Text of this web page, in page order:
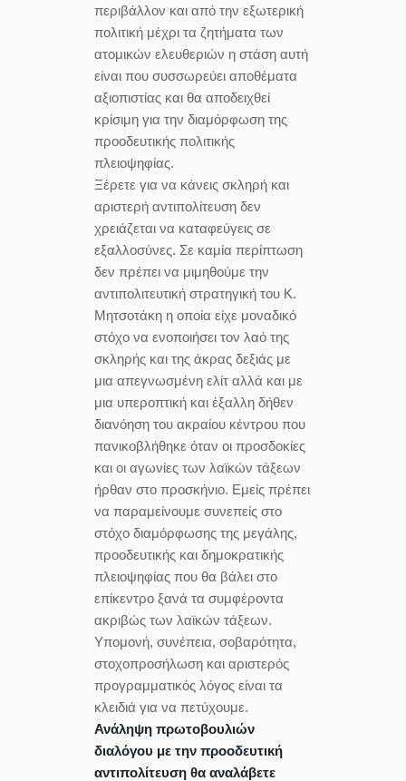
περιβάλλον και από την εξωτερική
πολιτική μέχρι τα ζητήματα των
ατομικών ελευθεριών η στάση αυτή
είναι που συσσωρεύει αποθέματα
αξιοπιστίας και θα αποδειχθεί
κρίσιμη για την διαμόρφωση της
προοδευτικής πολιτικής
πλειοψηφίας.
Ξέρετε για να κάνεις σκληρή και
αριστερή αντιπολίτευση δεν
χρειάζεται να καταφεύγεις σε
εξαλλοσύνες. Σε καμία περίπτωση
δεν πρέπει να μιμηθούμε την
αντιπολιτευτική στρατηγική του Κ.
Μητσοτάκη η οποία είχε μοναδικό
στόχο να ενοποιήσει τον λαό της
σκληρής και της άκρας δεξιάς με
μια απεγνωσμένη ελίτ αλλά και με
μια υπεροπτική και έξαλλη δήθεν
διανόηση του ακραίου κέντρου που
πανικοβλήθηκε όταν οι προσδοκίες
και οι αγωνίες των λαϊκών τάξεων
ήρθαν στο προσκήνιο. Εμείς πρέπει
να παραμείνουμε συνεπείς στο
στόχο διαμόρφωσης της μεγάλης,
προοδευτικής και δημοκρατικής
πλειοψηφίας που θα βάλει στο
επίκεντρο ξανά τα συμφέροντα
ακριβώς των λαϊκών τάξεων.
Υπομονή, συνέπεια, σοβαρότητα,
στοχοπροσήλωση και αριστερός
προγραμματικός λόγος είναι τα
κλειδιά για να πετύχουμε.
Ανάληψη πρωτοβουλιών
διαλόγου με την προοδευτική
αντιπολίτευση θα αναλάβετε